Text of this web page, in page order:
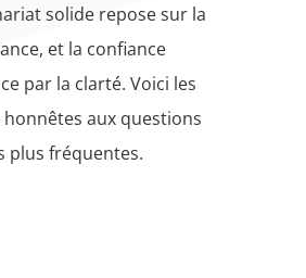
solide repose sur la
et la confiance
par la clarté. Voici les
aux questions
plus fréquentes.